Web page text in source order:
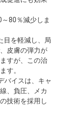
80％減少しま
目を軽減し、局
皮膚の弾力が
すが、この治
す。
バイスは、キャ
、負圧、メカ
技術を採用し